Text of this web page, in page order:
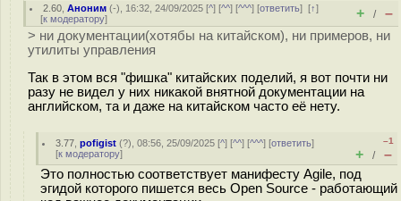
2.60 ,Аноним (-), 16:32, 24/09/2025 [^] [^^] [^^^] [ответить][↑]
[к модератору] + / –
> ни документации(хотябы на китайском), ни примеров, ни
утилиты управления
Так в этом вся "фишка" китайских поделий, я вот почти ни
разу не видел у них никакой внятной документации на
английском, та и даже на китайском часто её нету.
3.77 ,pofigist (?), 08:56, 25/09/2025 [^] [^^] [^^^] [ответить]
[к модератору]
–1
+ / –
Это полностью соответствует манифесту Agile, под
эгидой которого пишется весь Open Source - работающий